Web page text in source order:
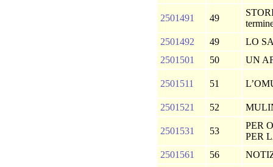
2501491 49
2501492
49
LO
2501501
50 UN
2501511 51
2501521 52
2501531 53
PER
PER
2501561
56